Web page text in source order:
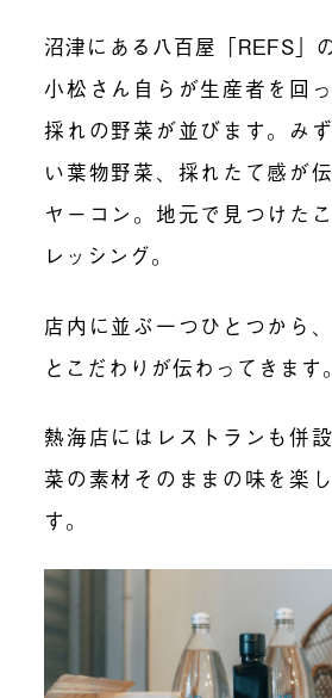
沼津にある八百屋「REFS」
小松さん自らが生産者を回
採れの野菜が並びます。み
い葉物野菜、採れたて感が
ヤーコン。地元で見つけた
レッシング。
店内に並ぶ一つひとつから
とこだわりが伝わってきます。
熱海店にはレストランも併
菜の素材そのままの味を楽
す。